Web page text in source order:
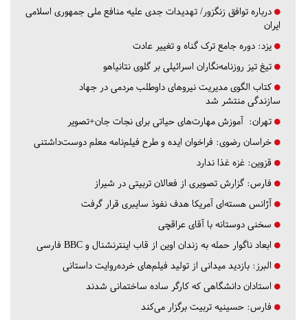
درباره توافق زنگزور/ تهدیدات جدی علیه منافع ملی جمهوری اسلامی
ایران
یزد: دوره جامع ترک گناه و تغییر عادت
تیغ تیز روزنامه‌نگاران اسرائیلی بر گلوی نتانیاهو
کتاب الگوی مدیریت نیروهای داوطلب مردمی در جهاد
سازندگی منتشر شد
تهران: آموزش مهارت‌های حیاتی برای نجات جان+تصویر
خراسان رضوی: فراخوان ایده و طرح فیلم‌نامه معلم دوست‌داشتنی
قزوین: غزه غذا ندارد
فارس: گزارش تصویری از فعالان تربیتی در شیراز
آژانس هسته‌ای آمریکا هدف نفوذ سایبری قرار گرفت
سخنی دوستانه با آقای عراقچی
ابعاد ناگوار حمله به زندان اوین از قاب اینترنشنال و BBC فارسی
البرز: بازدید میدانی از تولید فیلم‌های خرده‌روایت داستانی
استادان دانشگاهی که کارگر ساده ساختمانی شدند
فارس: حسینیه تربیت برگزار می‌کند